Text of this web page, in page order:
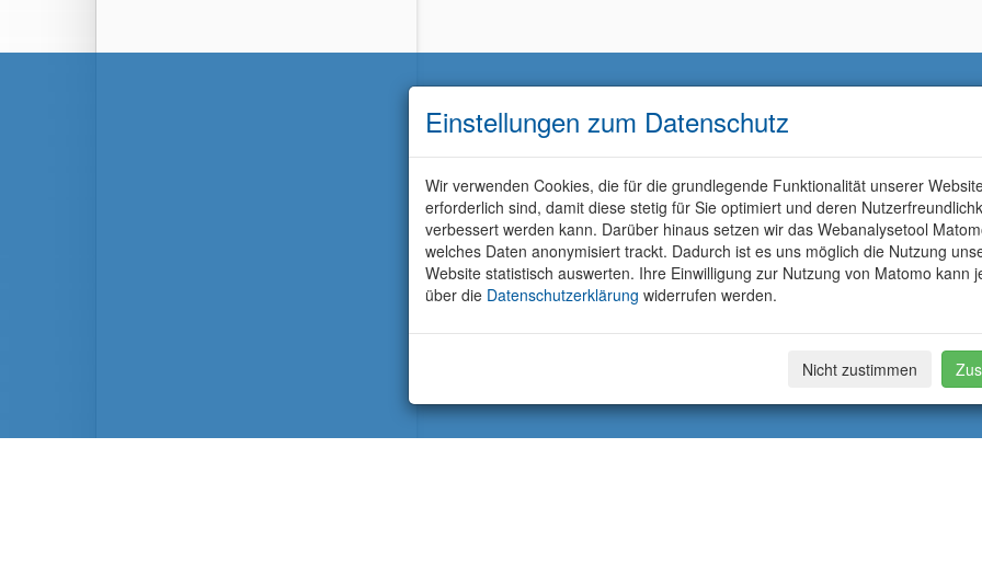
Einstellungen zum Datenschutz
Wir verwenden Cookies, die für die grundlegende Funktionalität unserer
erforderlich sind, damit diese stetig für Sie optimiert und deren
verbessert werden kann. Darüber hinaus setzen wir das Webanalysetool
welches Daten anonymisiert trackt. Dadurch ist es uns möglich die Nutzung
Website statistisch auswerten. Ihre Einwilligung zur Nutzung von Matomo kann
über die Datenschutzerklärung widerrufen werden.
Nicht zustimmen